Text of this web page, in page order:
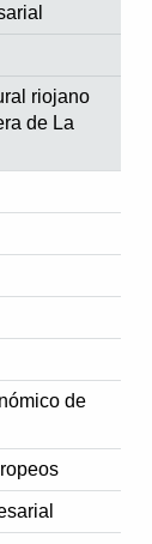
riojano
de La
de